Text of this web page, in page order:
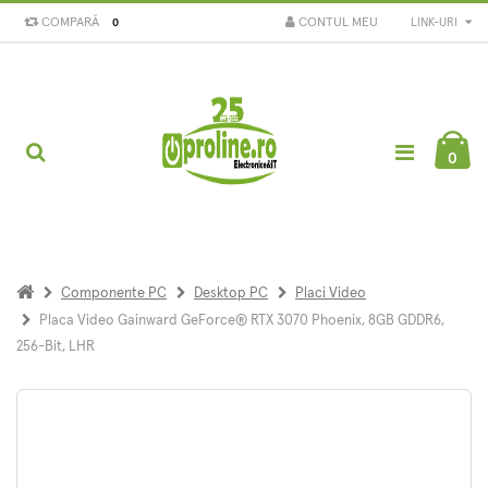
COMPARĂ 0 LINK-URI
CONTUL MEU
0
Componente PC Desktop PC
Placi Video
Placa Video Gainward GeForce® RTX 3070 Phoenix, 8GB GDDR6,
256-Bit, LHR